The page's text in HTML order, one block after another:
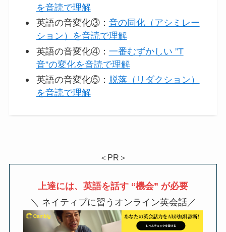
を音読で理解
英語の音変化③： 音の同化（アシミレー
ション）を音読で理解
英語の音変化④： 一番むずかしい ”T
音”の変化を音読で理解
英語の音変化⑤： 脱落（リダクション）
を音読で理解
＜PR＞
上達には、英語を話す “機会” が必要
＼ ネイティブに習うオンライン英会話／